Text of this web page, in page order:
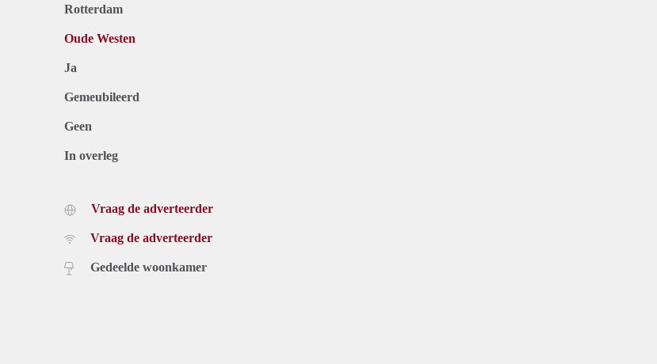
Rotterdam
Oude Westen
Ja
Gemeubileerd
Geen
In overleg
Vraag de adverteerder
Vraag de adverteerder
Gedeelde woonkamer